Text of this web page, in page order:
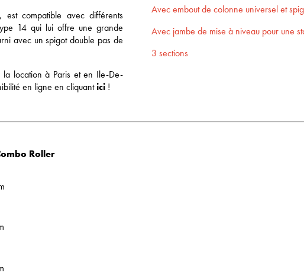
, est compatible avec différents
14 qui lui offre une grande
avec un spigot double pas de
la location à Paris et en Ile-De-
en ligne en cliquantici !
Avec embout de colonne universel et
Avec jambe de mise à niveau pour une
3 sections
Roller